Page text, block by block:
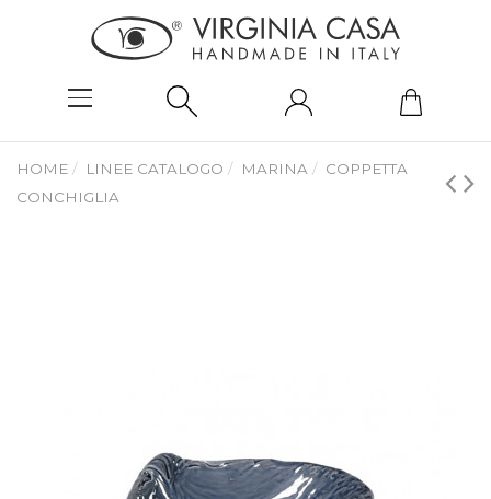
HOME LINEE CATALOGO MARINA
COPPETTA
CONCHIGLIA